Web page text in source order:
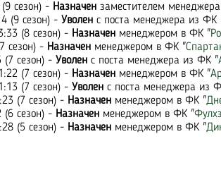
сезон) - Назначен заместителем
(9 сезон) - Уволен с поста менеджера из ФК
(8 сезон) - Назначен менеджером в ФК "
сезон) - Назначен менеджером в ФК "
(7 сезон) - Уволен с поста менеджера из ФК "
(7 сезон) - Назначен менеджером в ФК "
(7 сезон) - Уволен с поста менеджера из
(7 сезон) - Назначен менеджером в ФК "
сезон) - Назначен менеджером в ФК "
(5 сезон) - Назначен менеджером в ФК "